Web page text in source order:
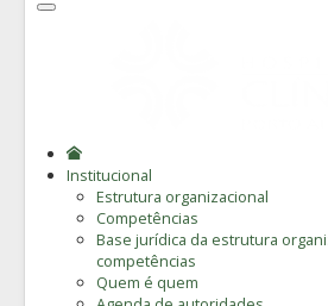
Institucional
Estrutura organizacional
Competências
Base jurídica da estrutura
competências
Quem é quem